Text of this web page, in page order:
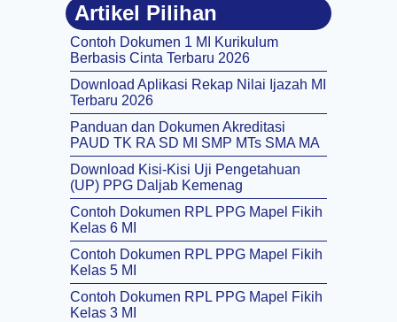
Artikel Pilihan
Contoh Dokumen 1 MI Kurikulum
Berbasis Cinta Terbaru 2026
Download Aplikasi Rekap Nilai Ijazah MI
Terbaru 2026
Panduan dan Dokumen Akreditasi
PAUD TK RA SD MI SMP MTs SMA MA
Download Kisi-Kisi Uji Pengetahuan
(UP) PPG Daljab Kemenag
Contoh Dokumen RPL PPG Mapel Fikih
Kelas 6 MI
Contoh Dokumen RPL PPG Mapel Fikih
Kelas 5 MI
Contoh Dokumen RPL PPG Mapel Fikih
Kelas 3 MI